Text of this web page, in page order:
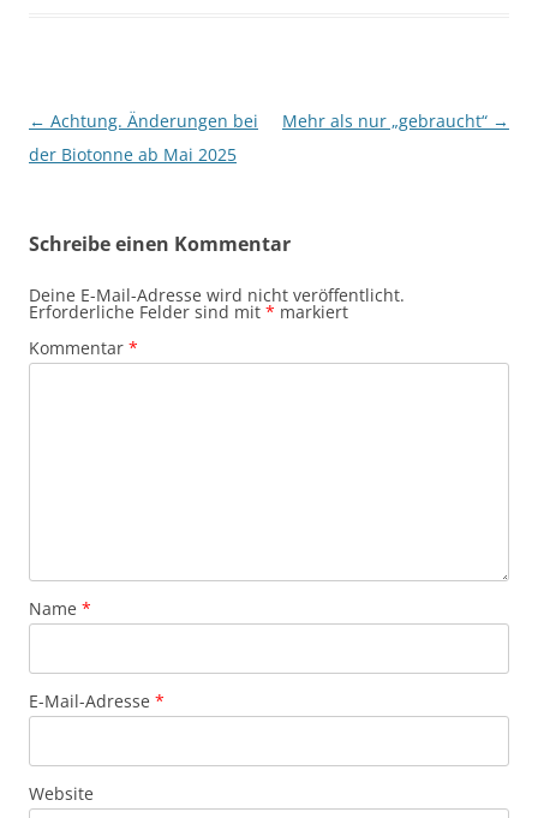
Beitragsnavigation
← Achtung. Änderungen bei
der Biotonne ab Mai 2025
Mehr als nur „gebraucht“ →
Schreibe einen Kommentar
Deine E-Mail-Adresse wird nicht veröffentlicht.
Erforderliche Felder sind mit * markiert
Kommentar *
Name *
E-Mail-Adresse *
Website